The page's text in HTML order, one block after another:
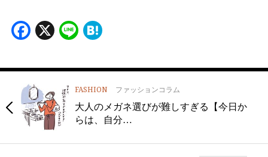
Facebook
X Line
FASHION ファッションコラム
大人のメガネ選びが難しすぎる【今日か
らは、自分…